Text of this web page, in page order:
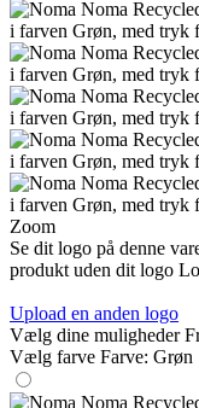
Zoom
Se dit logo på denne
produkt uden dit logo
Upload en anden logo
Vælg dine muligheder
Vælg farve Farve: Grøn